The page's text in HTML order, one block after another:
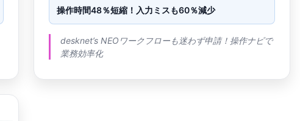
操作時間48％短縮！入力ミスも60％減少
desknet’s NEOワークフローも迷わず申請！操作ナビで
業務効率化